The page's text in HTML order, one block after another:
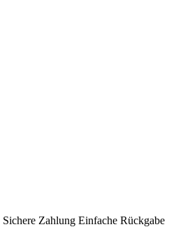
Sichere Zahlung Einfache Rückgabe